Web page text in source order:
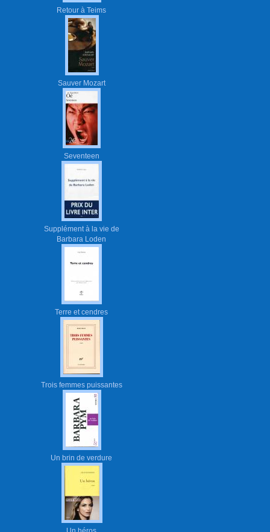
Retour à Teims
Sauver Mozart
Seventeen
Supplément à la vie de
Barbara Loden
Terre et cendres
Trois femmes puissantes
Un brin de verdure